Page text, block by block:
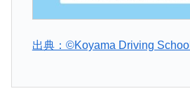
出典：©Koyama Driving School